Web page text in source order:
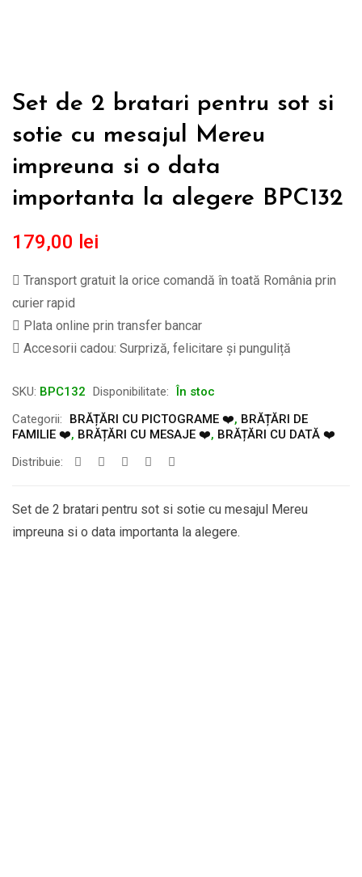
Set de 2 bratari pentru sot si
sotie cu mesajul Mereu
impreuna si o data
importanta la alegere BPC132
179,00 lei
Transport gratuit la orice comandă în toată România prin
curier rapid
Plata online prin transfer bancar
Accesorii cadou: Surpriză, felicitare și punguliță
SKU: BPC132 Disponibilitate: În stoc
Categorii:
BRĂȚĂRI CU PICTOGRAME ❤️, BRĂȚĂRI DE
FAMILIE ❤️, BRĂȚĂRI CU MESAJE ❤️, BRĂȚĂRI CU DATĂ ❤️
Distribuie:
Set de 2 bratari pentru sot si sotie cu mesajul Mereu
impreuna si o data importanta la alegere.